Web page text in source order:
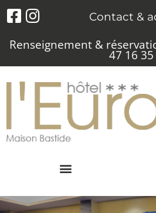
Renseignement &
47 16 35
Contact &